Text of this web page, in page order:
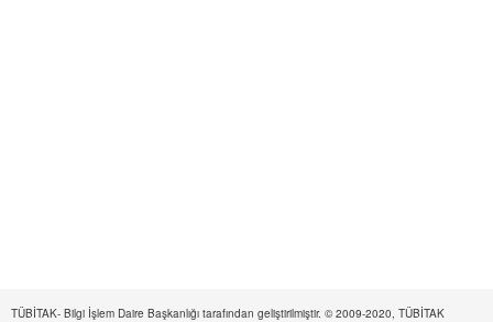
TÜBİTAK- Bilgi İşlem Daire Başkanlığı tarafından geliştirilmiştir. © 2009-2020, TÜBİTAK